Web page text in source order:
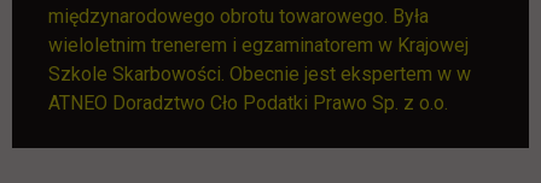
międzynarodowego obrotu towarowego. Była
wieloletnim trenerem i egzaminatorem w Krajowej
Szkole Skarbowości. Obecnie jest ekspertem w w
ATNEO Doradztwo Cło Podatki Prawo Sp. z o.o.